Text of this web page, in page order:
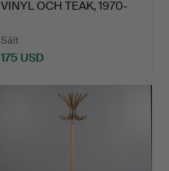
VINYL OCH TEAK, 1970-
Sålt
175 USD